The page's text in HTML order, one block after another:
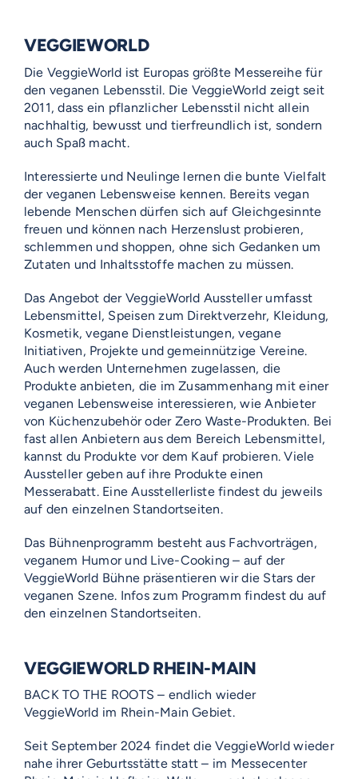
VEGGIEWORLD
Die VeggieWorld ist Europas größte Messereihe für
den veganen Lebensstil. Die VeggieWorld zeigt seit
2011, dass ein pflanzlicher Lebensstil nicht allein
nachhaltig, bewusst und tierfreundlich ist, sondern
auch Spaß macht.
Interessierte und Neulinge lernen die bunte Vielfalt
der veganen Lebensweise kennen. Bereits vegan
lebende Menschen dürfen sich auf Gleichgesinnte
freuen und können nach Herzenslust probieren,
schlemmen und shoppen, ohne sich Gedanken um
Zutaten und Inhaltsstoffe machen zu müssen.
Das Angebot der VeggieWorld Aussteller umfasst
Lebensmittel, Speisen zum Direktverzehr, Kleidung,
Kosmetik, vegane Dienstleistungen, vegane
Initiativen, Projekte und gemeinnützige Vereine.
Auch werden Unternehmen zugelassen, die
Produkte anbieten, die im Zusammenhang mit einer
veganen Lebensweise interessieren, wie Anbieter
von Küchenzubehör oder Zero Waste-Produkten. Bei
fast allen Anbietern aus dem Bereich Lebensmittel,
kannst du Produkte vor dem Kauf probieren. Viele
Aussteller geben auf ihre Produkte einen
Messerabatt. Eine Ausstellerliste findest du jeweils
auf den einzelnen Standortseiten.
Das Bühnenprogramm besteht aus Fachvorträgen,
veganem Humor und Live-Cooking – auf der
VeggieWorld Bühne präsentieren wir die Stars der
veganen Szene. Infos zum Programm findest du auf
den einzelnen Standortseiten.
VEGGIEWORLD RHEIN-MAIN
BACK TO THE ROOTS – endlich wieder
VeggieWorld im Rhein-Main Gebiet.
Seit September 2024 findet die VeggieWorld wieder
nahe ihrer Geburtsstätte statt – im Messecenter